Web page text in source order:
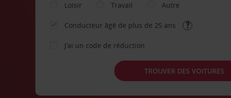
Loisir
Travail Autre
Conducteur âgé de plus de 25 ans
J’ai un code de réduction
TROUVER DES VOITURES